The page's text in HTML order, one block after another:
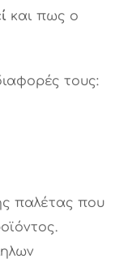
και πως ο
τους:
παλέτας που